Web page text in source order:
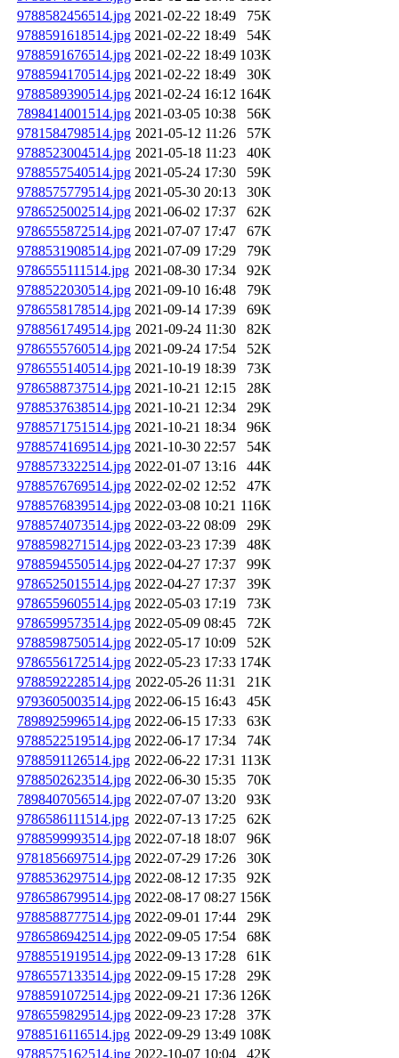
9788582456514.jpg 2021-02-22 18:49
75K
9788591618514.jpg 2021-02-22 18:49
54K
9788591676514.jpg 2021-02-22 18:49 103K
9788594170514.jpg 2021-02-22 18:49
30K
9788589390514.jpg 2021-02-24 16:12 164K
7898414001514.jpg 2021-03-05 10:38
56K
9781584798514.jpg 2021-05-12 11:26
57K
9788523004514.jpg 2021-05-18 11:23
40K
9788557540514.jpg 2021-05-24 17:30
59K
9788575779514.jpg 2021-05-30 20:13
30K
9786525002514.jpg 2021-06-02 17:37
62K
9786555872514.jpg 2021-07-07 17:47
67K
9788531908514.jpg 2021-07-09 17:29
79K
9786555111514.jpg 2021-08-30 17:34
92K
9788522030514.jpg 2021-09-10 16:48
79K
9786558178514.jpg 2021-09-14 17:39
69K
9788561749514.jpg 2021-09-24 11:30
82K
9786555760514.jpg 2021-09-24 17:54
52K
9786555140514.jpg 2021-10-19 18:39
73K
9786588737514.jpg 2021-10-21 12:15
28K
9788537638514.jpg 2021-10-21 12:34
29K
9788571751514.jpg 2021-10-21 18:34
96K
9788574169514.jpg 2021-10-30 22:57
54K
9788573322514.jpg 2022-01-07 13:16
44K
9788576769514.jpg 2022-02-02 12:52
47K
9788576839514.jpg 2022-03-08 10:21 116K
9788574073514.jpg 2022-03-22 08:09
29K
9788598271514.jpg 2022-03-23 17:39
48K
9788594550514.jpg 2022-04-27 17:37
99K
9786525015514.jpg 2022-04-27 17:37
39K
9786559605514.jpg 2022-05-03 17:19
73K
9786599573514.jpg 2022-05-09 08:45
72K
9788598750514.jpg 2022-05-17 10:09
52K
9786556172514.jpg 2022-05-23 17:33 174K
9788592228514.jpg 2022-05-26 11:31
21K
9793605003514.jpg 2022-06-15 16:43
45K
7898925996514.jpg 2022-06-15 17:33
63K
9788522519514.jpg 2022-06-17 17:34
74K
9788591126514.jpg 2022-06-22 17:31 113K
9788502623514.jpg 2022-06-30 15:35
70K
7898407056514.jpg 2022-07-07 13:20
93K
9786586111514.jpg 2022-07-13 17:25
62K
9788599993514.jpg 2022-07-18 18:07
96K
9781856697514.jpg 2022-07-29 17:26
30K
9788536297514.jpg 2022-08-12 17:35
92K
9786586799514.jpg 2022-08-17 08:27 156K
9788588777514.jpg 2022-09-01 17:44
29K
9786586942514.jpg 2022-09-05 17:54
68K
9788551919514.jpg 2022-09-13 17:28
61K
9786557133514.jpg 2022-09-15 17:28
29K
9788591072514.jpg 2022-09-21 17:36 126K
9786559829514.jpg 2022-09-23 17:28
37K
9788516116514.jpg 2022-09-29 13:49 108K
9788575162514.jpg 2022-10-07 10:04 42K